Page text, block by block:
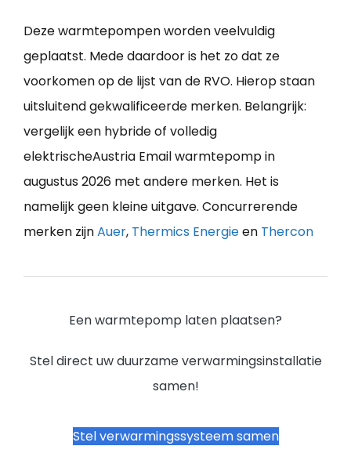
Deze warmtepompen worden veelvuldig
geplaatst. Mede daardoor is het zo dat ze
voorkomen op de lijst van de RVO. Hierop staan
uitsluitend gekwalificeerde merken. Belangrijk:
vergelijk een hybride of volledig
elektrischeAustria Email warmtepomp in
augustus 2026 met andere merken. Het is
namelijk geen kleine uitgave. Concurrerende
merken zijnAuer, Thermics Energieen Thercon
Een warmtepomp laten plaatsen?
Stel direct uw duurzame verwarmingsinstallatie
samen!
Stel verwarmingssysteem samen